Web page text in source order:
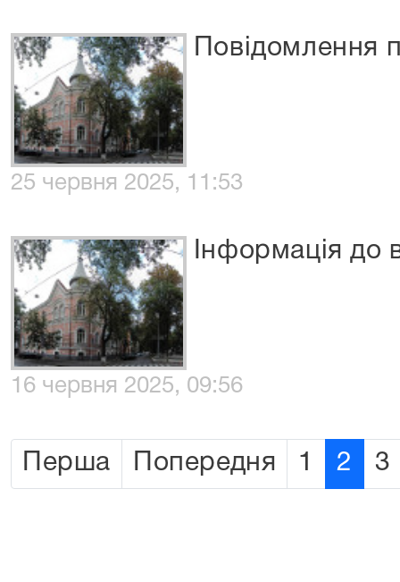
Повідомлення
25 червня 2025, 11:53
Інформація до
16 червня 2025, 09:56
Перша Попередня 1 2 3